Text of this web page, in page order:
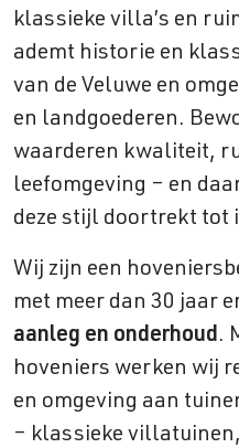
klassieke villa’s en
ademt historie en
van de Veluwe en
en landgoederen.
waarderen kwaliteit,
leefomgeving – en
deze stijl doortrekt tot
Wij zijn een
met meer dan 30 jaar
aanleg en onderhoud.
hoveniers werken wij
en omgeving aan
– klassieke